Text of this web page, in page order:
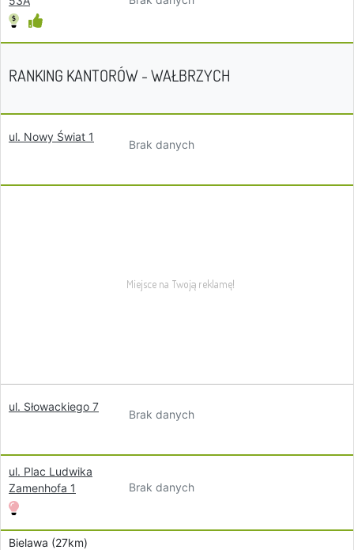
RANKING KANTORÓW - WAŁBRZYCH
ul. Nowy Świat 1
Brak danych
ul. Słowackiego 7
Brak danych
ul. Plac Ludwika
Zamenhofa 1
Brak danych
Bielawa (27km)